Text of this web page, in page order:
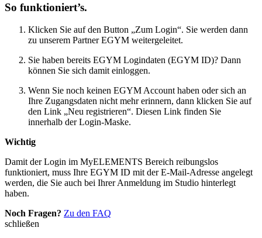
So funktioniert’s.
Klicken Sie auf den Button „Zum Login“. Sie werden dann
zu unserem Partner EGYM weitergeleitet.
Sie haben bereits EGYM Logindaten (EGYM ID)? Dann
können Sie sich damit einloggen.
Wenn Sie noch keinen EGYM Account haben oder sich an
Ihre Zugangsdaten nicht mehr erinnern, dann klicken Sie auf
den Link „Neu registrieren“. Diesen Link finden Sie
innerhalb der Login-Maske.
Wichtig
Damit der Login im MyELEMENTS Bereich reibungslos
funktioniert, muss Ihre EGYM ID mit der E-Mail-Adresse angelegt
werden, die Sie auch bei Ihrer Anmeldung im Studio hinterlegt
haben.
Noch Fragen? Zu den FAQ
schließen